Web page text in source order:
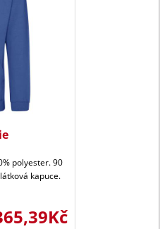
polyester. 90
kapuce.